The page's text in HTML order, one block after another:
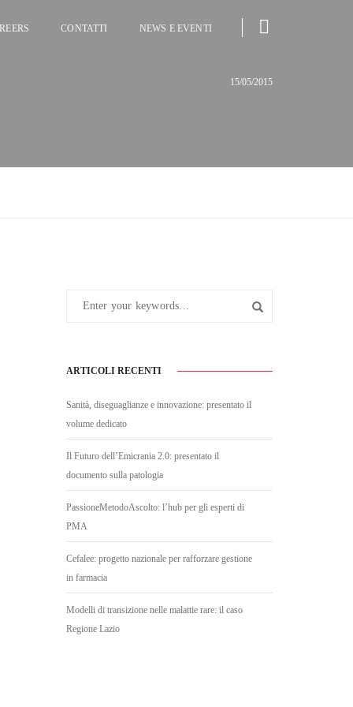
CONTATTI NEWS E EVENTI
15/05/2015
ARTICOLI RECENTI
Sanità, diseguaglianze e innovazione: presentato il
volume dedicato
Il Futuro dell’Emicrania 2.0: presentato il
documento sulla patologia
PassioneMetodoAscolto: l’hub per gli esperti di
PMA
Cefalee: progetto nazionale per rafforzare gestione
in farmacia
Modelli di transizione nelle malattie rare: il caso
Regione Lazio